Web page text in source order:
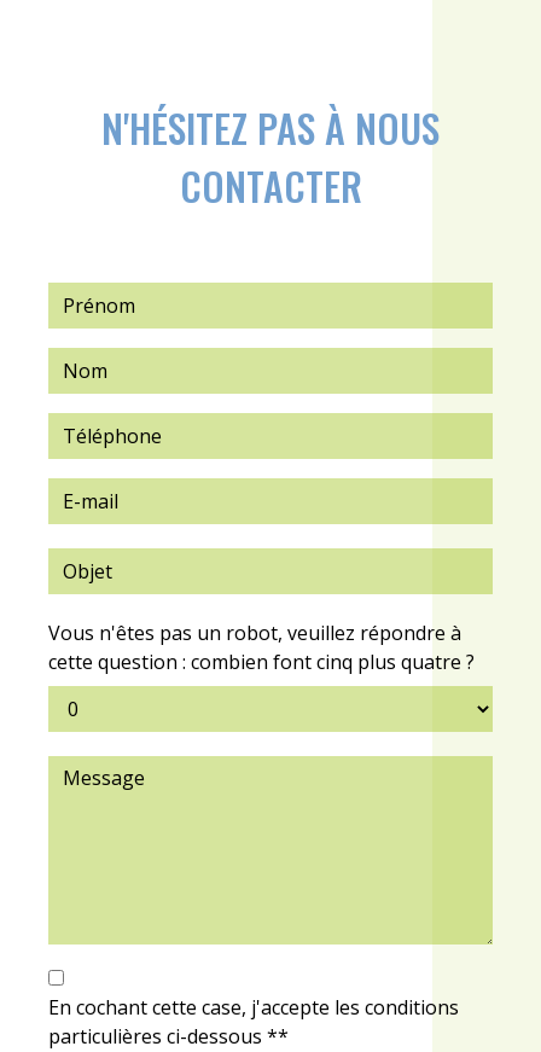
N'HÉSITEZ PAS À NOUS
CONTACTER
Vous n'êtes pas un robot, veuillez répondre à
cette question : combien font cinq plus quatre ?
En cochant cette case, j'accepte les conditions
particulières ci-dessous **